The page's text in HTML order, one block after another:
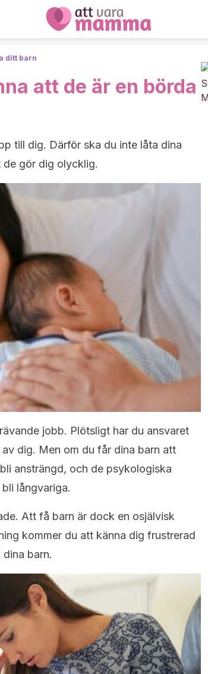
ditt barn
att de är en börda
till dig. Därför ska du inte låta dina
de gör dig olycklig.
jobb. Plötsligt har du ansvaret
dig. Men om du får dina barn att
ansträngd, och de psykologiska
långvariga.
Att få barn är dock en osjälvisk
kommer du att känna dig frustrerad
barn.